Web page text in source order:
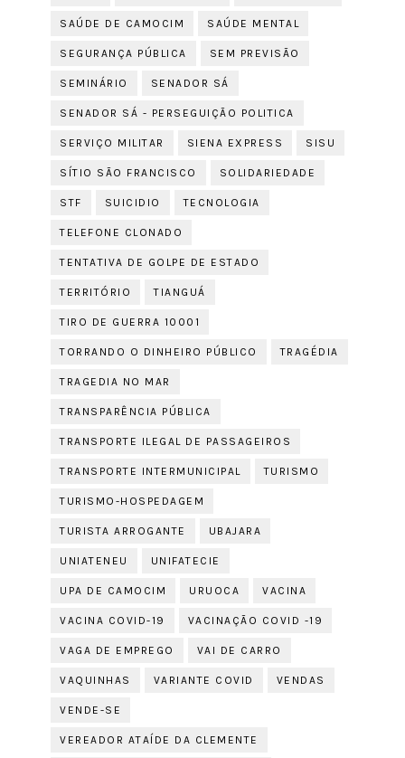
SAÚDE DE CAMOCIM SAÚDE MENTAL
SEGURANÇA PÚBLICA SEM PREVISÃO
SEMINÁRIO SENADOR SÁ
SENADOR SÁ - PERSEGUIÇÃO POLITICA
SERVIÇO MILITAR SIENA EXPRESS SISU
SÍTIO SÃO FRANCISCO SOLIDARIEDADE
STF SUICIDIO TECNOLOGIA
TELEFONE CLONADO
TENTATIVA DE GOLPE DE ESTADO
TERRITÓRIO TIANGUÁ
TIRO DE GUERRA 10001
TORRANDO O DINHEIRO PÚBLICO TRAGÉDIA
TRAGEDIA NO MAR
TRANSPARÊNCIA PÚBLICA
TRANSPORTE ILEGAL DE PASSAGEIROS
TRANSPORTE INTERMUNICIPAL TURISMO
TURISMO-HOSPEDAGEM
TURISTA ARROGANTE UBAJARA
UNIATENEU UNIFATECIE
UPA DE CAMOCIM URUOCA VACINA
VACINA COVID-19 VACINAÇÃO COVID -19
VAGA DE EMPREGO VAI DE CARRO
VAQUINHAS VARIANTE COVID VENDAS
VENDE-SE
VEREADOR ATAÍDE DA CLEMENTE